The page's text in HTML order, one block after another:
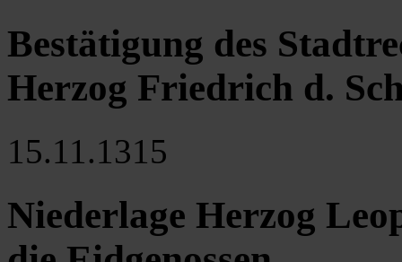
Bestätigung des
Herzog Friedrich d.
15.11.1315
Niederlage Herzog